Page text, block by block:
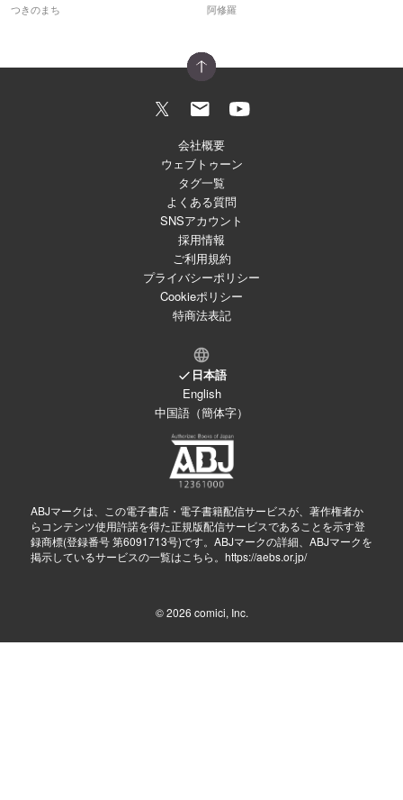
つきのまち 阿修羅
会社概要
ウェブトゥーン
タグ一覧
よくある質問
SNSアカウント
採用情報
ご利用規約
プライバシーポリシー
Cookieポリシー
特商法表記
日本語
English
中国語（簡体字）
ABJマークは、この電子書店・電子書籍配信サービスが、著作権者か
らコンテンツ使用許諾を得た正規版配信サービスであることを示す登
録商標(登録番号 第6091713号)です。ABJマークの詳細、ABJマークを
掲示しているサービスの一覧はこちら。 https://aebs.or.jp/
© 2026 comici, Inc.